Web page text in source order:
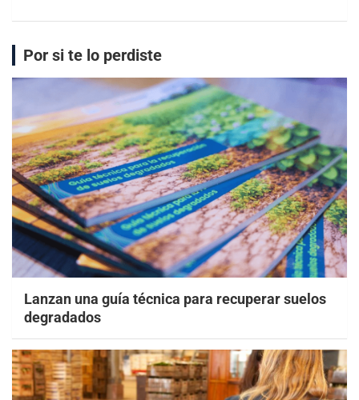
Por si te lo perdiste
Lanzan una guía técnica para recuperar suelos
degradados